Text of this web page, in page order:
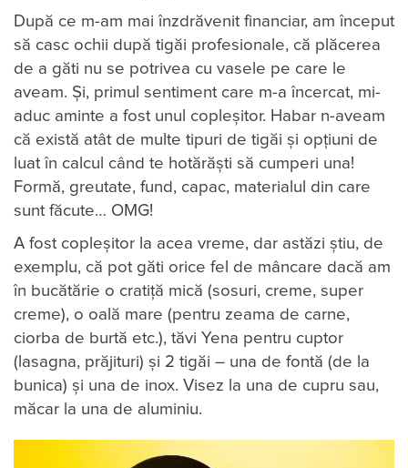
După ce m-am mai înzdrăvenit financiar, am început
să casc ochii după tigăi profesionale, că plăcerea
de a găti nu se potrivea cu vasele pe care le
aveam. Și, primul sentiment care m-a încercat, mi-
aduc aminte a fost unul copleșitor. Habar n-aveam
că există atât de multe tipuri de tigăi și opțiuni de
luat în calcul când te hotărăști să cumperi una!
Formă, greutate, fund, capac, materialul din care
sunt făcute… OMG!
A fost copleșitor la acea vreme, dar astăzi știu, de
exemplu, că pot găti orice fel de mâncare dacă am
în bucătărie o cratiță mică (sosuri, creme, super
creme), o oală mare (pentru zeama de carne,
ciorba de burtă etc.), tăvi Yena pentru cuptor
(lasagna, prăjituri) și 2 tigăi – una de fontă (de la
bunica) și una de inox. Visez la una de cupru sau,
măcar la una de aluminiu.